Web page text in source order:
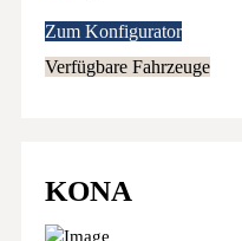
Zum Konfigurator
Verfügbare Fahrzeuge
KONA